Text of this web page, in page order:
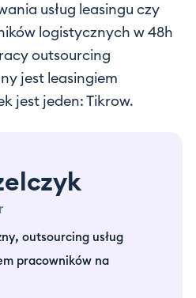
usług leasingu czy
logistycznych w 48h
outsourcing
jest leasingiem
jest jeden: Tikrow.
, outsourcing usług
pracowników na